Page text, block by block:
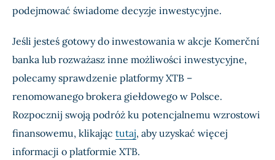
podejmować świadome decyzje inwestycyjne.
Jeśli jesteś gotowy do inwestowania w akcje Komerční
banka lub rozważasz inne możliwości inwestycyjne,
polecamy sprawdzenie platformy XTB –
renomowanego brokera giełdowego w Polsce.
Rozpocznij swoją podróż ku potencjalnemu wzrostowi
finansowemu, klikając tutaj, aby uzyskać więcej
informacji o platformie XTB.